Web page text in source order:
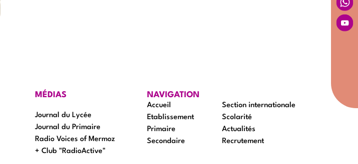
MÉDIAS
Journal du Lycée
Journal du Primaire
Radio Voices of Mermoz
+ Club "RadioActive"
NAVIGATION
Accueil
Etablissement
Primaire
Secondaire
Section internationale
Scolarité
Actualités
Recrutement